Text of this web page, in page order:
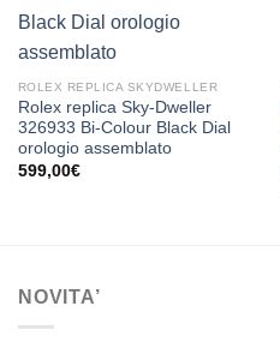
ROLEX REPLICA SKYDWELLER
Rolex replica Sky-Dweller
326933 Bi-Colour Black Dial
orologio assemblato
599,00€
NOVITA’